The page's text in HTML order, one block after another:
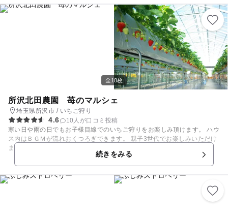
後はイチゴ狩りだけではなく、様々な体験を出来るよう施設を拡大中。春
には綺麗な桜並木が見られます。 【いちご狩り情報】 例年1月中旬～
全18枚
所沢北田農園 苺のマルシェ
埼玉県所沢市 / いちご狩り
4.6
10人が口コミ投稿
寒い日や雨の日でもお子様目線でのいちご狩りをお楽しみ頂けます。 ハウ
ス内はＢＧＭが流れおくつろぎできます。 親子3世代でお楽しみいただけ
ます。 休憩スペースでコーヒーなどを無料で提供しています。 【いちご
狩り情報】 営業期間：1月上旬～5月下旬 営業時間：10:00～16:00 （な
くなり次第終了）※予約制
続きをみる